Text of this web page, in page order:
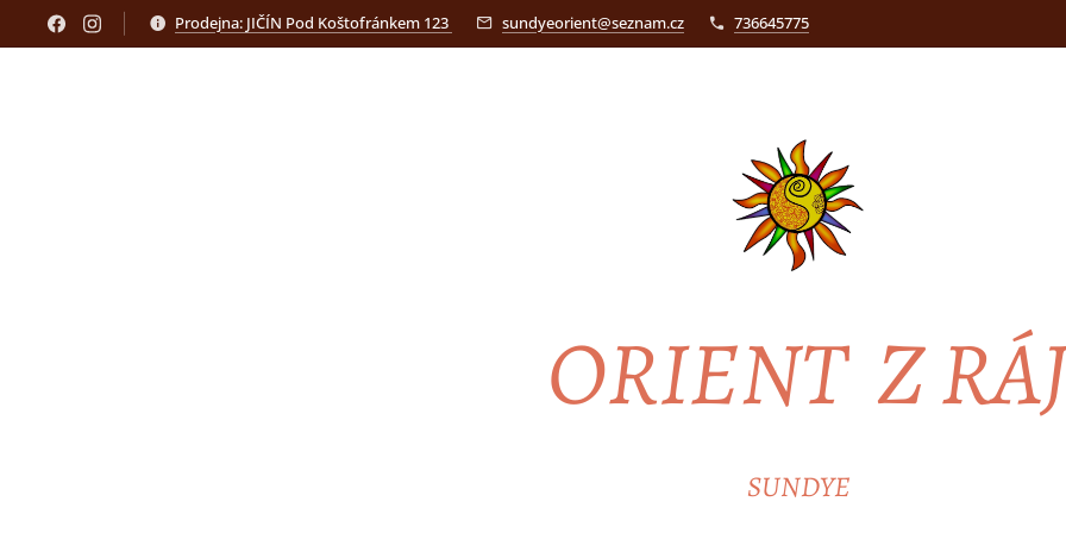
Prodejna: JIČÍN Pod Koštofránkem 123 sundyeorient@seznam.cz 736645775
ORIENT Z
SUNDYE